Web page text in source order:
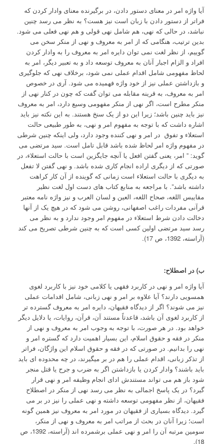
آیا واژه امر در معنای دستور دادن، در برگیرنده معنای وادار کردن که
فراتر از دستور دادن با زبان است نیز هست؟ به نظر می رسد چنین
نباشد، در حالی که نهی، هم شامل نهی قولی و هم نهی فعلی می شود.
بدین ترتیب، هنگامی که از امر به معروف و نهی از منکر سخن می
گوییم، از نظر لغت نمی توان دایره امر به معروف را به وادار کردن
افراد و الزام اجبار آنان به معروف توسعه داد و به تعبیر دیگر، امر به
لحاظ مفهومی شامل اقدام عملی نمی شود، برخلاف نهی که جلوگیری
و بازداشتن عملی نیز از خود واژه فهمیده می شود. آری در خصوص
امر به معروف، به قرینه مقابله می توان گفت که چون در کنار نهی از
منکر مطرح است، اگر نهی از منکر مفهومی وسیع دارد، امر به معروف
نیز باید چنین باشد؛ زیرا این دو از یک سنخ هستند. به این نکته نیز باید
اشاره داشت که با توجه به مفهوم امر و نهی، به طور طبیعی حالت
استعلاء و تفوق در امر و نهی کننده وجود دارد، ولی اینکه چنین شرطی
در مفهوم واژه امر لحاظ شده باشد قابل تامل است. سید مرتضی می
گوید: ” امر، یعنی گفتن افعل یا آنچه جایگزین است با حالت استعلاء، در
صورتی که از دیگری اراده انجام کاری شده باشد. و نهی گفتن لا تفعل
به دیگری با حالت استعلاء است زمانی که گوینده از آن کار کراهت
داشته باشد”. با مراجعه به منابع کتاب های دست اول لغت نظیر
مقاییس اللغه، صحاح اللغه، العین و لسان العرب و نیز واژه نامه معتبر
قرآنی مفردات راغب اصفهانی، روشن می شود که در هیچ یک از آنها
دخالت دادن شرط استعلاء در مفهوم امر وجود ندارد و به نظر می
رسد سید مرتضی اولین کسی است که به چنین شرطی تصریح می کند
(آراسته، 1392، ص 17).
ب) در اصطلاح:
آیا واژه امر و نهی در کاربرد فقهی یا کلامی خود نیز با کاربرد لغوی
همسویی دارند؟ آیا علاوه بر امر و نهی زبانی، شامل اقدامات عملی
نیز می شوند؟ اگر از دیدگاه فقیهان، دایره امر به معروف گسترده تر
از کاربرد لغوی آن باشد، قاعدتاً مستند آن، قرآن، روایات، یا دلایل دیگر
خواهد بود. در هر صورت، با توجه به وجوب امر به معروف و نهی از
منکر در فقه و حقوق اسلام، این بسیار اهمیت دارد که گستره امر و
نهی را بدانیم. در صورتی که در فقه و حقوق اسلام این واژگان، فراتر
از تذکر زبانی، اقدام عملی را هم در بر می­گیرند، در چه محدوده ای باید
باید باشند؟ وادار کردن یا بازداشتن اگر به ضرب و جرح یا قتل منجر
شود باز هم می تواند مستندش ادای انجام وظیفه امر و نهی قرار
گیرد؟ در یک پاسخ اجمالی به نظر می رسد نهی از منکر در اصطلاح
فقیهان، از نظر مفهومی توسعه داشته و نهی عملی را نیز در بر می
گیرد. دیدگاه بسیاری از فقیهان در مورد امر به معروف نیز همین گونه
است؛ زیرا آنان در بحث از مراتب امر به معروف و نهی از منکر،
سومین مرتبه آن را امر و نهی عملی برشمرده اند (آراسته، 1392، ص
18).